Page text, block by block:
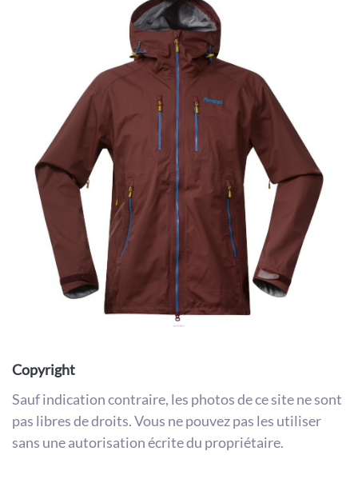
Copyright
Sauf indication contraire, les photos de ce site ne sont
pas libres de droits. Vous ne pouvez pas les utiliser
sans une autorisation écrite du propriétaire.